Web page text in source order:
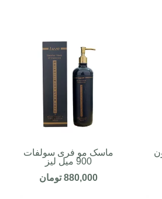
ماسک مو فری سولفات
900 میل لیز
880,000 تومان